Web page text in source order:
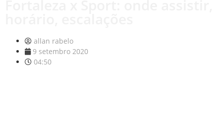
allan rabelo
9 setembro 2020
04:50